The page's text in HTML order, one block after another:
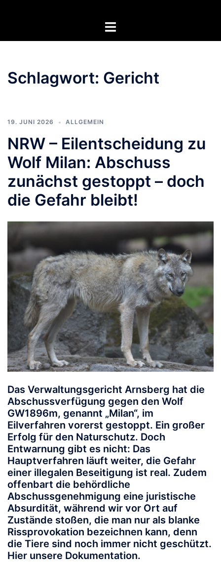
Menü
Schlagwort: Gericht
19. JUNI 2026 ALLGEMEIN
NRW – Eilentscheidung zu
Wolf Milan: Abschuss
zunächst gestoppt – doch
die Gefahr bleibt!
Das Verwaltungsgericht Arnsberg hat die
Abschussverfügung gegen den Wolf
GW1896m, genannt „Milan“, im
Eilverfahren vorerst gestoppt. Ein großer
Erfolg für den Naturschutz. Doch
Entwarnung gibt es nicht: Das
Hauptverfahren läuft weiter, die Gefahr
einer illegalen Beseitigung ist real. Zudem
offenbart die behördliche
Abschussgenehmigung eine juristische
Absurdität, während wir vor Ort auf
Zustände stoßen, die man nur als blanke
Rissprovokation bezeichnen kann, denn
die Tiere sind noch immer nicht geschützt.
Hier unsere Dokumentation.